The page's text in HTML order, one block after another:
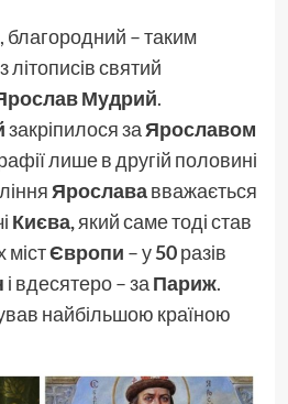
– таким
святий
Мудрий.
закріпилося за Ярославом
лише в другій половині
Ярослававважається
Києва,який саме тоді став
містЄвропи – у50разів
і вдесятеро – за Париж.
найбільшою країною